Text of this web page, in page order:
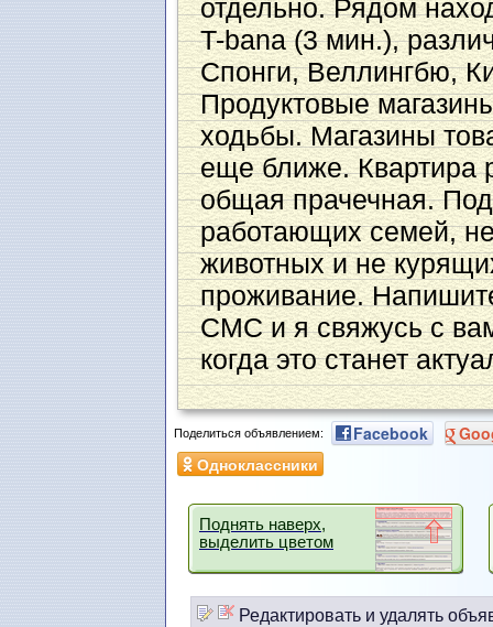
отдельно. Рядом
T-bana (3 мин.),
Спонги, Веллингбю,
Продуктовые
ходьбы. Магазины
еще ближе. Квартира
общая прачечная.
работающих семей,
животных и не
проживание.
СМС и я свяжусь с
когда это станет
Поделиться объявлением: Facebook
Одноклассники
Поднять наверх,
выделить цветом
Редактировать и удалять